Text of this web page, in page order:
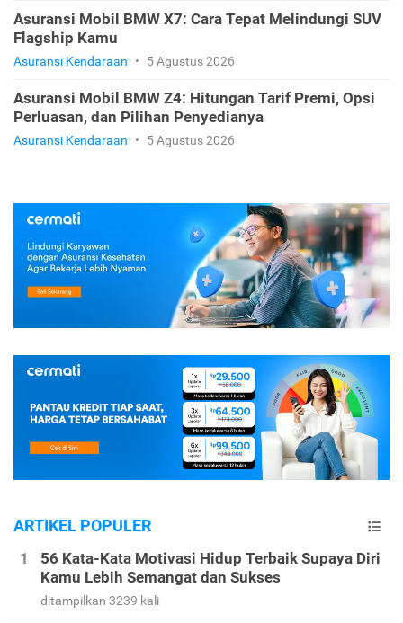
Asuransi Mobil BMW X7: Cara Tepat Melindungi SUV
Flagship Kamu
Asuransi Kendaraan • 5 Agustus 2026
Asuransi Mobil BMW Z4: Hitungan Tarif Premi, Opsi
Perluasan, dan Pilihan Penyedianya
Asuransi Kendaraan • 5 Agustus 2026
ARTIKEL POPULER
56 Kata-Kata Motivasi Hidup Terbaik Supaya Diri
Kamu Lebih Semangat dan Sukses
ditampilkan 3239 kali